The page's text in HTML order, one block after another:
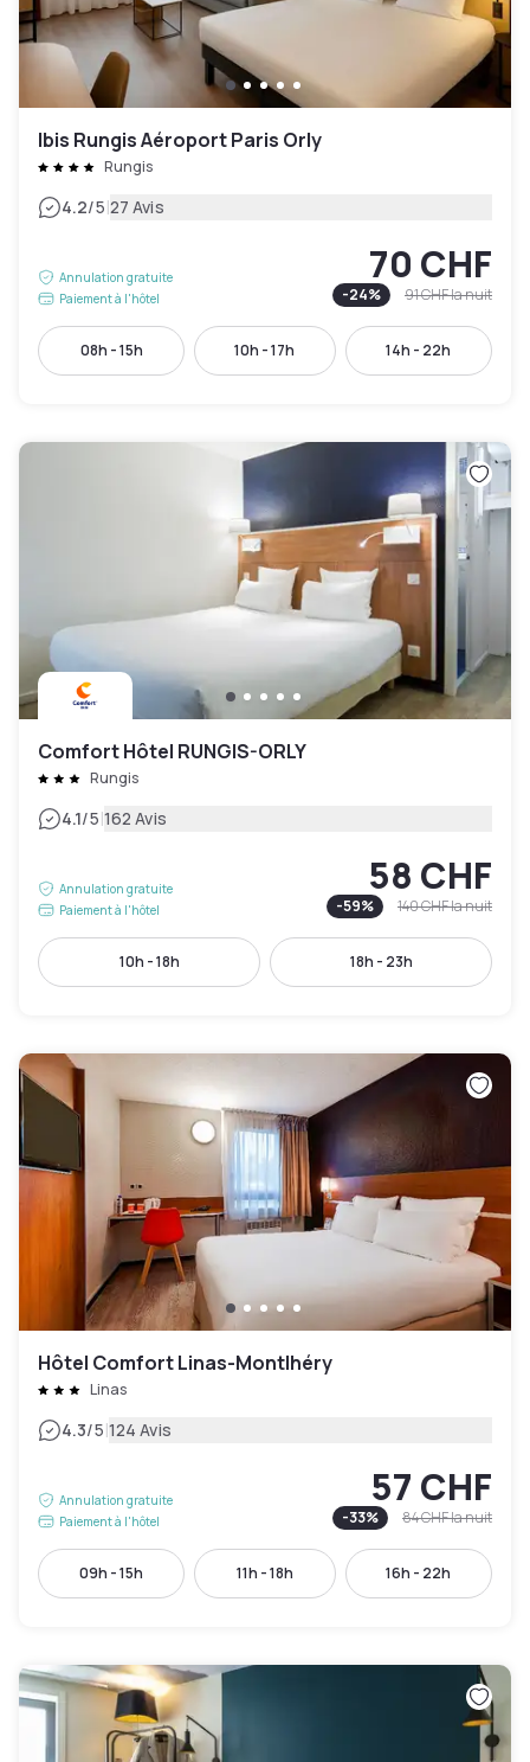
Ibis Rungis Aéroport Paris Orly
Rungis
4.2/5|27 Avis
Annulation gratuite
Paiement à l'hôtel
70 CHF
-24% 91 CHFla nuit
08h - 15h 10h - 17h 14h - 22h
Comfort Hôtel RUNGIS-ORLY
Rungis
4.1/5|162 Avis
Annulation gratuite
Paiement à l'hôtel
58 CHF
-59% 140 CHFla nuit
10h - 18h 18h - 23h
Hôtel Comfort Linas-Montlhéry
Linas
4.3/5|124 Avis
Annulation gratuite
Paiement à l'hôtel
57 CHF
-33% 84 CHFla nuit
09h - 15h 11h - 18h 16h - 22h